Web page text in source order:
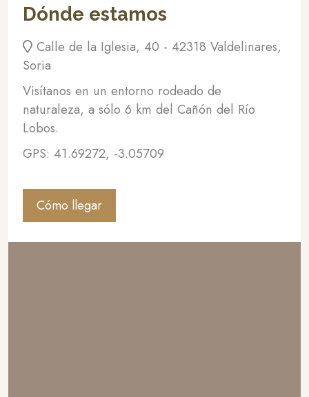
Dónde estamos
Calle de la Iglesia, 40 - 42318 Valdelinares,
Soria
Visítanos en un entorno rodeado de
naturaleza, a sólo 6 km del Cañón del Río
Lobos.
GPS: 41.69272, -3.05709
Cómo llegar